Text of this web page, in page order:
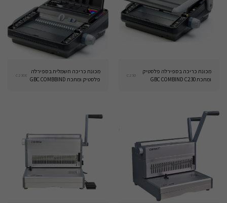
מכונת כריכה בספירלה פלסטיק
ומתכת GBC COMBIND C230
C230
מכונת כריכה חשמלית בספירלה
פלסטיק ומתכת GBC COMBBIND
C230E